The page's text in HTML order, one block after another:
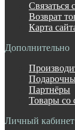
Связаться
Возврат
Карта
Дополнительно
Партнёры
Товары со
Личный кабинет